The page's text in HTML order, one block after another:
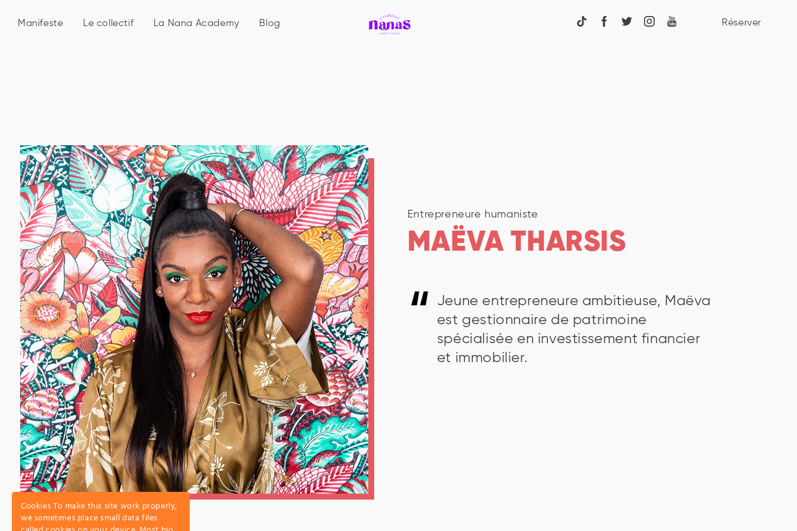
Réserver
Manifeste Le collectif La Nana Academy Blog
Entrepreneure humaniste
MAËVA THARSIS
Jeune entrepreneure ambitieuse, Maëva
est gestionnaire de patrimoine
spécialisée en investissement financier
et immobilier.
Cookies To make this site work properly,
we sometimes place small data files